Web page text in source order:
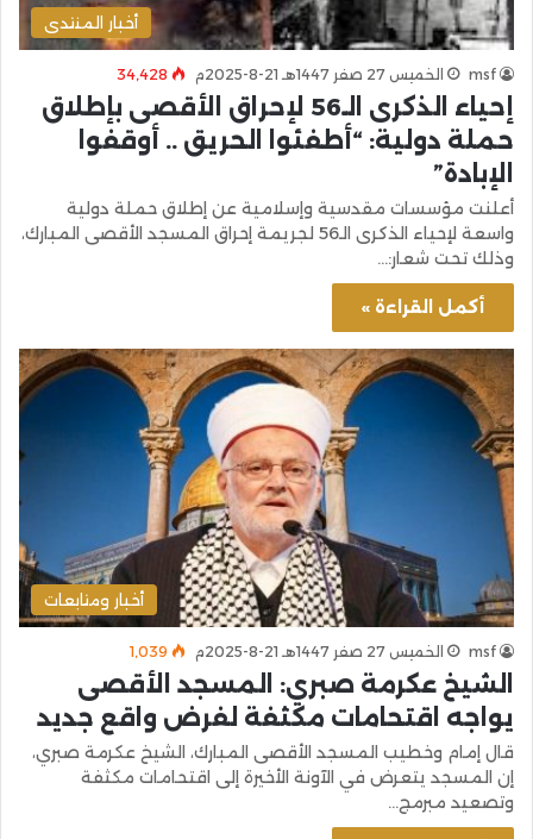
أخبار المنتدى
msf الخميس 27 صفر 1447هـ 21-8-2025م 34٬428
إحياء الذكرى الـ56 لإحراق الأقصى بإطلاق
حملة دولية: “أطفئوا الحريق .. أوقفوا
الإبادة”
أعلنت مؤسسات مقدسية وإسلامية عن إطلاق حملة دولية
واسعة لإحياء الذكرى الـ56 لجريمة إحراق المسجد الأقصى المبارك،
وذلك تحت شعار:…
أكمل القراءة »
أخبار ومتابعات
msf الخميس 27 صفر 1447هـ 21-8-2025م 1٬039
الشيخ عكرمة صبري: المسجد الأقصى
يواجه اقتحامات مكثفة لفرض واقع جديد
قال إمام وخطيب المسجد الأقصى المبارك، الشيخ عكرمة صبري،
إن المسجد يتعرض في الآونة الأخيرة إلى اقتحامات مكثفة
وتصعيد مبرمج…